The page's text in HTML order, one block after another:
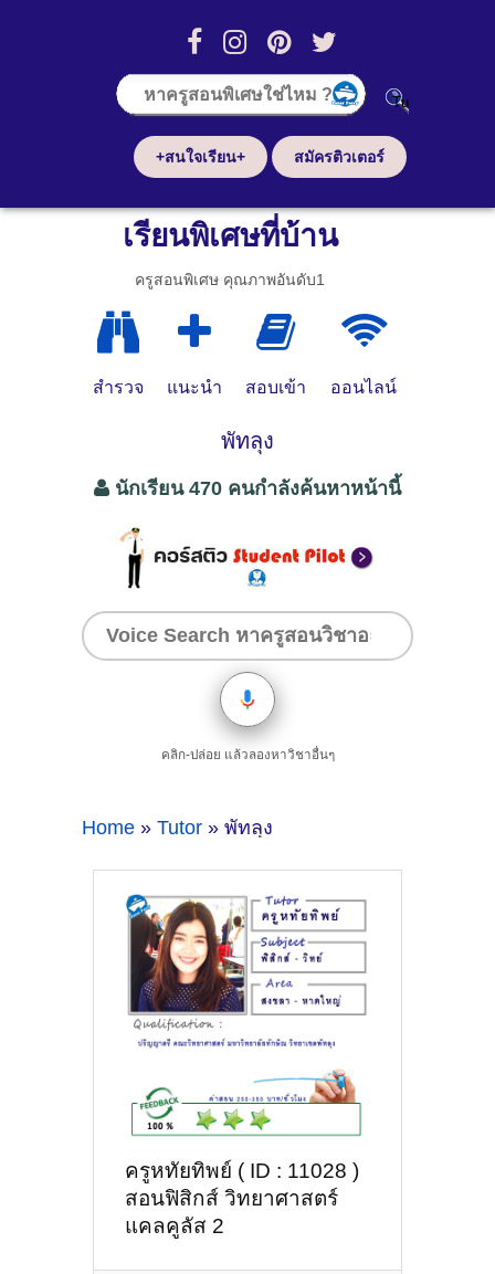
+สนใจเรียน+ สมัครติวเตอร์
เรียนพิเศษที่บ้าน
ครูสอนพิเศษ คุณภาพอันดับ1
สำรวจ แนะนำ สอบเข้า ออนไลน์
พัทลุง
นักเรียน 470 คนกำลังค้นหาหน้านี้
คลิก-ปล่อย แล้วลองหาวิชาอื่นๆ
Home » Tutor » พัทลุง
ครูหทัยทิพย์ ( ID : 11028 )
สอนฟิสิกส์ วิทยาศาสตร์
แคลคูลัส 2